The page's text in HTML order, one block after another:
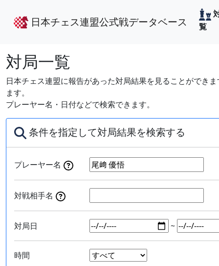
日本チェス連盟公式戦データベース
覧
対局一覧
日本チェス連盟に報告があった対局結果を見ることができ
ます。
プレーヤー名・日付などで検索できます。
条件を指定して対局結果を検索する
プレーヤー名
対戦相手名
対局日 ~
時間